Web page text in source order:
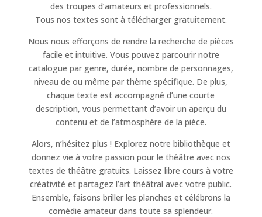
des troupes d’amateurs et professionnels.
Tous nos textes sont à télécharger gratuitement.
Nous nous efforçons de rendre la recherche de pièces
facile et intuitive. Vous pouvez parcourir notre
catalogue par genre, durée, nombre de personnages,
niveau de ou même par thème spécifique. De plus,
chaque texte est accompagné d’une courte
description, vous permettant d’avoir un aperçu du
contenu et de l’atmosphère de la pièce.
Alors, n’hésitez plus ! Explorez notre bibliothèque et
donnez vie à votre passion pour le théâtre avec nos
textes de théâtre gratuits. Laissez libre cours à votre
créativité et partagez l’art théâtral avec votre public.
Ensemble, faisons briller les planches et célébrons la
comédie amateur dans toute sa splendeur.